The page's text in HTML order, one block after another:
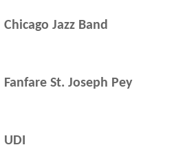
Chicago Jazz Band
Fanfare St. Joseph Pey
UDI